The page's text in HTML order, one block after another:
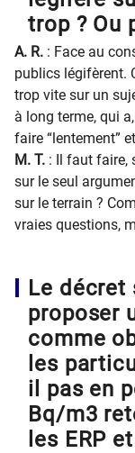
trop ? Ou
A. R. : Face au
publics légifèrent.
trop vite sur un
à long terme, qui
faire “lentement”
M. T. : Il faut faire,
sur le seul
sur le terrain ?
vraies questions,
Le décret
proposer
comme
les
il pas en
Bq/m3
les ERP